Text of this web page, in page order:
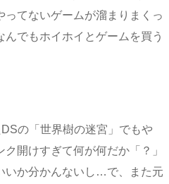
ってないゲームが溜まりまくっ
でもホイホイとゲームを買う
の「世界樹の迷宮」でもや
開けすぎて何が何だか「？」
いか分かんないし…で、また元